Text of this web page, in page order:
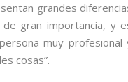
grandes
gran importancia, y
muy profesional
cosas”.